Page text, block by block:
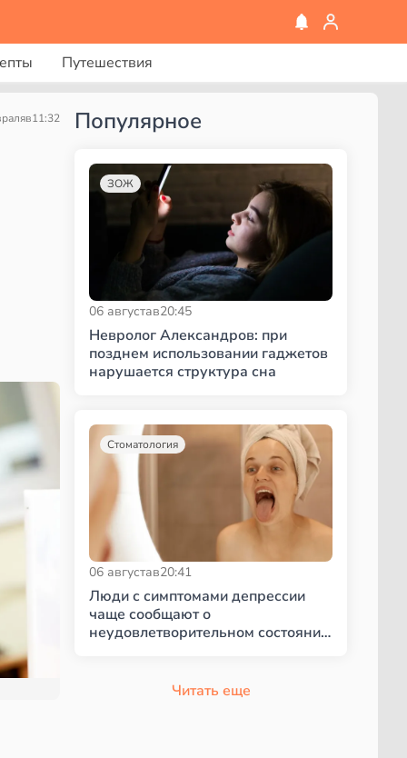
Путешествия
в11:32 Популярное
ЗОЖ
06 августав20:45
Невролог Александров: при
позднем использовании гаджетов
нарушается структура сна
Стоматология
06 августав20:41
Люди с симптомами депрессии
чаще сообщают о
неудовлетворительном состоянии
Читать еще